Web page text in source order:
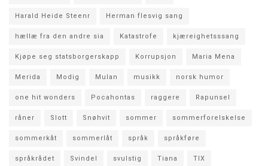
Harald Heide Steenr Herman flesvig sang
hællæ fra den andre sia Katastrofe kjæreighetsssang
Kjøpe seg statsborgerskapp Korrupsjon Maria Mena
Merida Modig Mulan musikk norsk humor
one hit wonders Pocahontas raggere Rapunsel
råner Slott Snøhvit sommer sommerforelskelse
sommerkåt sommerlåt språk språkføre
språkrådet Svindel svulstig Tiana TIX